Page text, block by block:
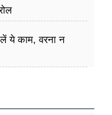
ये काम, वरना न